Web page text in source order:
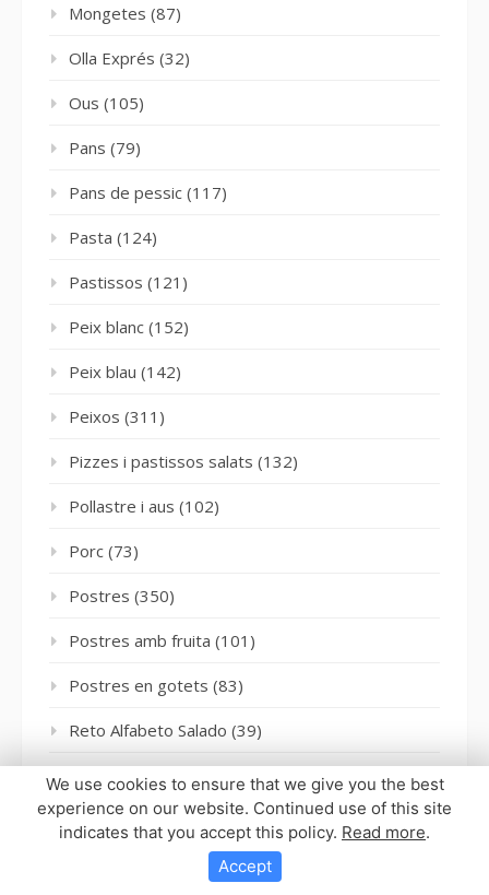
Mongetes (87)
Olla Exprés (32)
Ous (105)
Pans (79)
Pans de pessic (117)
Pasta (124)
Pastissos (121)
Peix blanc (152)
Peix blau (142)
Peixos (311)
Pizzes i pastissos salats (132)
Pollastre i aus (102)
Porc (73)
Postres (350)
Postres amb fruita (101)
Postres en gotets (83)
Reto Alfabeto Salado (39)
(104)
Seitan(1)
We use cookies to ensure that we give you the best
experience on our website. Continued use of this site
indicates that you accept this policy. Read more.
Accept